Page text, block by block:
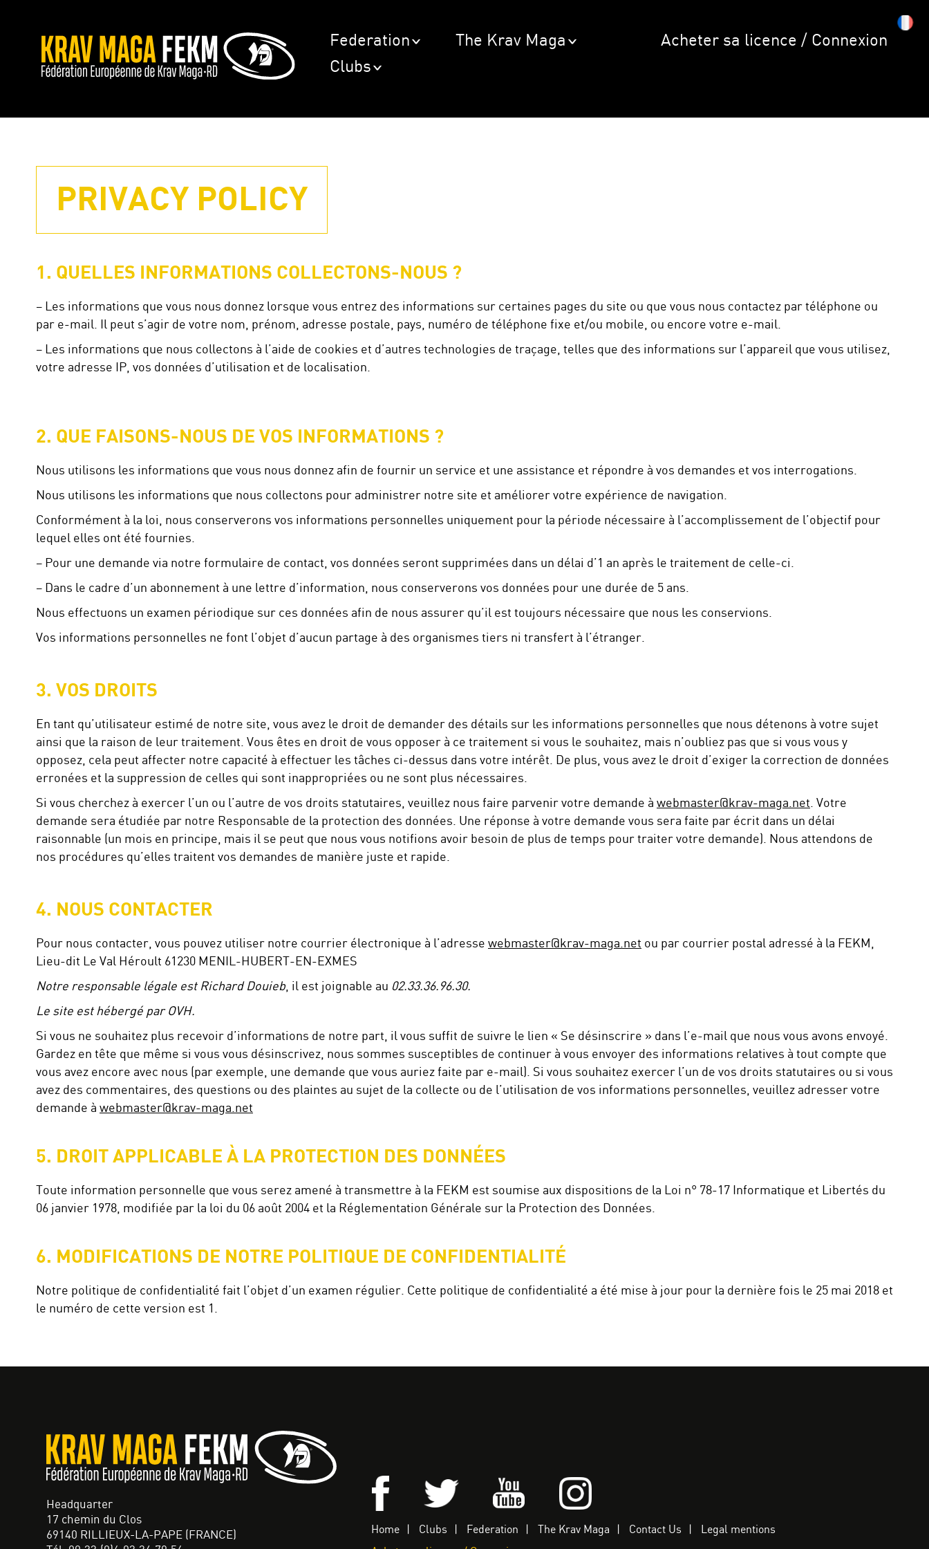
Federation
The Krav Maga
Clubs
Acheter sa licence / Connexion
PRIVACY POLICY
1. QUELLES INFORMATIONS COLLECTONS-NOUS ?
– Les informations que vous nous donnez lorsque vous entrez des informations sur certaines pages du site ou que vous nous contactez par téléphone ou
par e-mail. Il peut s’agir de votre nom, prénom, adresse postale, pays, numéro de téléphone fixe et/ou mobile, ou encore votre e-mail.
– Les informations que nous collectons à l’aide de cookies et d’autres technologies de traçage, telles que des informations sur l’appareil que vous utilisez,
votre adresse IP, vos données d’utilisation et de localisation.
2. QUE FAISONS-NOUS DE VOS INFORMATIONS ?
Nous utilisons les informations que vous nous donnez afin de fournir un service et une assistance et répondre à vos demandes et vos interrogations.
Nous utilisons les informations que nous collectons pour administrer notre site et améliorer votre expérience de navigation.
Conformément à la loi, nous conserverons vos informations personnelles uniquement pour la période nécessaire à l’accomplissement de l’objectif pour
lequel elles ont été fournies.
– Pour une demande via notre formulaire de contact, vos données seront supprimées dans un délai d’1 an après le traitement de celle-ci.
– Dans le cadre d’un abonnement à une lettre d’information, nous conserverons vos données pour une durée de 5 ans.
Nous effectuons un examen périodique sur ces données afin de nous assurer qu’il est toujours nécessaire que nous les conservions.
Vos informations personnelles ne font l’objet d’aucun partage à des organismes tiers ni transfert à l’étranger.
3. VOS DROITS
En tant qu’utilisateur estimé de notre site, vous avez le droit de demander des détails sur les informations personnelles que nous détenons à votre sujet
ainsi que la raison de leur traitement. Vous êtes en droit de vous opposer à ce traitement si vous le souhaitez, mais n’oubliez pas que si vous vous y
opposez, cela peut affecter notre capacité à effectuer les tâches ci-dessus dans votre intérêt. De plus, vous avez le droit d’exiger la correction de données
erronées et la suppression de celles qui sont inappropriées ou ne sont plus nécessaires.
Si vous cherchez à exercer l’un ou l’autre de vos droits statutaires, veuillez nous faire parvenir votre demande à webmaster@krav-maga.net. Votre
demande sera étudiée par notre Responsable de la protection des données. Une réponse à votre demande vous sera faite par écrit dans un délai
raisonnable (un mois en principe, mais il se peut que nous vous notifions avoir besoin de plus de temps pour traiter votre demande). Nous attendons de
nos procédures qu’elles traitent vos demandes de manière juste et rapide.
4. NOUS CONTACTER
Pour nous contacter, vous pouvez utiliser notre courrier électronique à l’adresse webmaster@krav-maga.net ou par courrier postal adressé à la FEKM,
Lieu-dit Le Val Héroult 61230 MENIL-HUBERT-EN-EXMES
Notre responsable légale est Richard Douieb, il est joignable au 02.33.36.96.30.
Le site est hébergé par OVH.
Si vous ne souhaitez plus recevoir d’informations de notre part, il vous suffit de suivre le lien « Se désinscrire » dans l’e-mail que nous vous avons envoyé.
Gardez en tête que même si vous vous désinscrivez, nous sommes susceptibles de continuer à vous envoyer des informations relatives à tout compte que
vous avez encore avec nous (par exemple, une demande que vous auriez faite par e-mail). Si vous souhaitez exercer l’un de vos droits statutaires ou si vous
avez des commentaires, des questions ou des plaintes au sujet de la collecte ou de l’utilisation de vos informations personnelles, veuillez adresser votre
demande à webmaster@krav-maga.net
5. DROIT APPLICABLE À LA PROTECTION DES DONNÉES
Toute information personnelle que vous serez amené à transmettre à la FEKM est soumise aux dispositions de la Loi n° 78-17 Informatique et Libertés du
06 janvier 1978, modifiée par la loi du 06 août 2004 et la Réglementation Générale sur la Protection des Données.
6. MODIFICATIONS DE NOTRE POLITIQUE DE CONFIDENTIALITÉ
Notre politique de confidentialité fait l’objet d’un examen régulier. Cette politique de confidentialité a été mise à jour pour la dernière fois le 25 mai 2018 et
le numéro de cette version est 1.
Headquarter
17 chemin du Clos
69140 RILLIEUX-LA-PAPE (FRANCE)
Home Clubs Federation The Krav Maga Contact Us
Legal mentions